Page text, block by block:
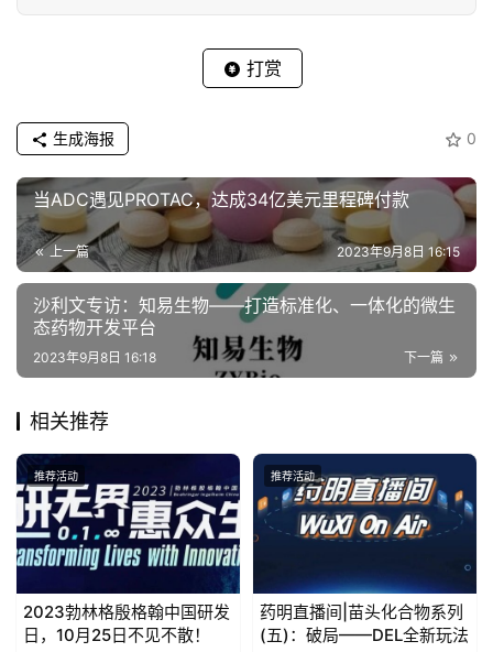
打赏
0
生成海报
当ADC遇见PROTAC，达成34亿美元里程碑付款
上一篇 2023年9月8日 16:15
沙利文专访：知易生物——打造标准化、一体化的微生
态药物开发平台
下一篇
2023年9月8日 16:18
相关推荐
推荐活动
2023勃林格殷格翰中国研发
日，10月25日不见不散！
推荐活动
药明直播间|苗头化合物系列
(五)：破局——DEL全新玩法